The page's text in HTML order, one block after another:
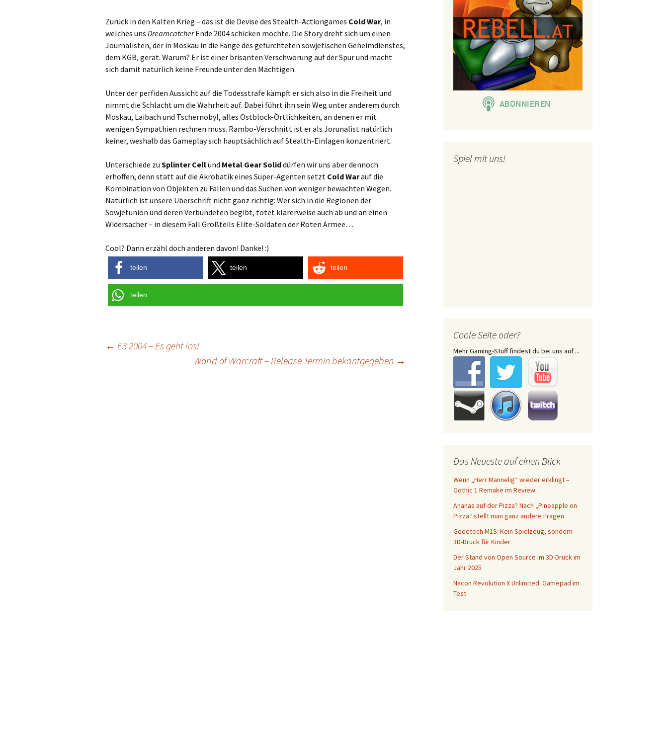
Zurück in den Kalten Krieg – das ist die Devise des Stealth-Actiongames Cold War, in
welches uns DreamcatcherEnde 2004 schicken möchte. Die Story dreht sich um einen
Journalisten, der in Moskau in die Fänge des gefürchteten sowjetischen Geheimdienstes,
dem KGB, gerät. Warum? Er ist einer brisanten Verschwörung auf der Spur und macht
sich damit natürlich keine Freunde unter den Mächtigen.
Unter der perfiden Aussicht auf die Todesstrafe kämpft er sich also in die Freiheit und
nimmt die Schlacht um die Wahrheit auf. Dabei führt ihn sein Weg unter anderem durch
Moskau, Laibach und Tschernobyl, alles Ostblock-Örtlichkeiten, an denen er mit
wenigen Sympathien rechnen muss. Rambo-Verschnitt ist er als Jorunalist natürlich
keiner, weshalb das Gameplay sich hauptsächlich auf Stealth-Einlagen konzentriert.
Unterschiede zu Splinter Cellund Metal Gear Soliddürfen wir uns aber dennoch
erhoffen, denn statt auf die Akrobatik eines Super-Agenten setzt Cold Warauf die
Kombination von Objekten zu Fallen und das Suchen von weniger bewachten Wegen.
Natürlich ist unsere Überschrift nicht ganz richtig: Wer sich in die Regionen der
Sowjetunion und deren Verbündeten begibt, tötet klarerweise auch ab und an einen
Widersacher – in diesem Fall Großteils Elite-Soldaten der Roten Armee…
Cool? Dann erzähl doch anderen davon! Danke! :)
teilen teilen teilen
teilen
← E3 2004 – Es geht los!
World of Warcraft – Release Termin bekantgegeben →
Spiel mit uns!
Coole Seite oder?
Mehr Gaming-Stuff findest du bei uns auf ...
Das Neueste auf einen Blick
Wenn „Herr Mannelig“ wieder erklingt –
Gothic 1 Remake im Review
Ananas auf der Pizza? Nach „Pineapple on
Pizza“ stellt man ganz andere Fragen
Geeetech M1S: Kein Spielzeug, sondern
3D-Druck für Kinder
Der Stand von Open Source im 3D-Druck im
Jahr 2025
Nacon Revolution X Unlimited: Gamepad im
Test